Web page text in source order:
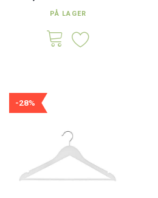
PÅ LAGER
-28%